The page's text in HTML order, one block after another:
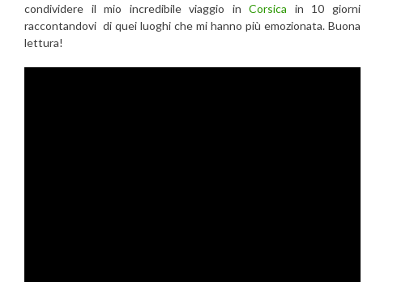
condividere il mio incredibile viaggio inCorsica in 10 giorni
raccontandovi di quei luoghi che mi hanno più emozionata. Buona
lettura!